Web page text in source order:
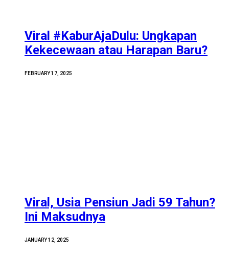
Viral #KaburAjaDulu: Ungkapan
Kekecewaan atau Harapan Baru?
FEBRUARY 17, 2025
Viral, Usia Pensiun Jadi 59 Tahun?
Ini Maksudnya
JANUARY 12, 2025